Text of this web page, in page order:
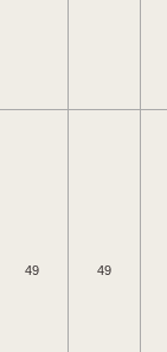
49 49